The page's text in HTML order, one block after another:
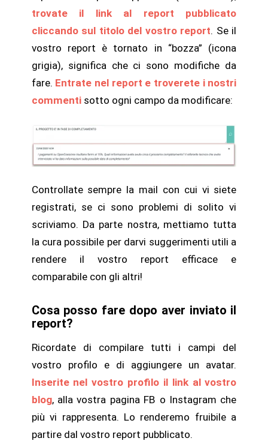
trovate il link al report pubblicato
cliccando sul titolo del vostro report. Se il
vostro report è tornato in “bozza” (icona
grigia), significa che ci sono modifiche da
fare. Entrate nel report e troverete i nostri
commentisotto ogni campo da modificare:
Controllate sempre la mail con cui vi siete
registrati, se ci sono problemi di solito vi
scriviamo. Da parte nostra, mettiamo tutta
la cura possibile per darvi suggerimenti utili a
rendere il vostro report efficace e
comparabile con gli altri!
Cosa posso fare dopo aver inviato il
report?
Ricordate di compilare tutti i campi del
vostro profilo e di aggiungere un avatar.
Inserite nel vostro profilo il link al vostro
blog, alla vostra pagina FB o Instagram che
più vi rappresenta. Lo renderemo fruibile a
partire dal vostro report pubblicato.